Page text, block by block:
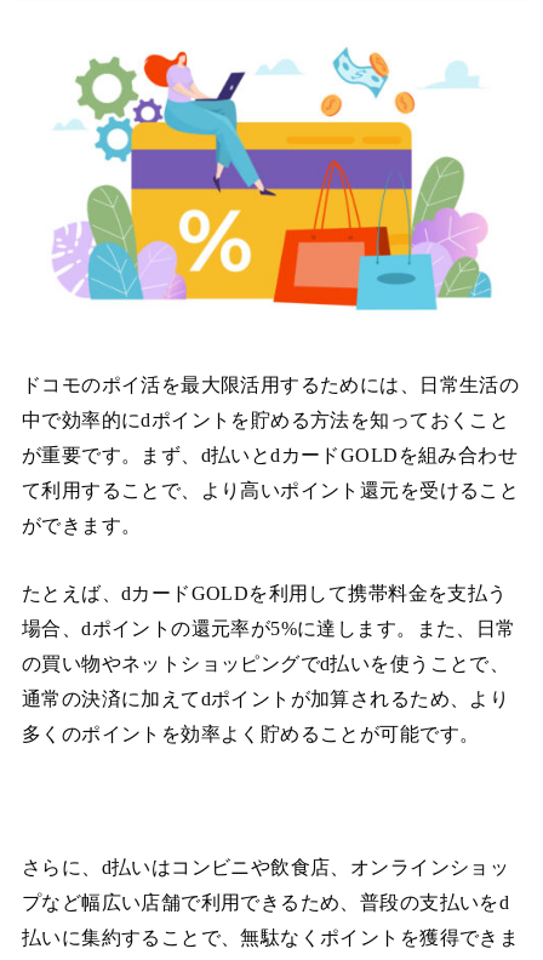
ドコモのポイ活を最大限活用するためには、日常生活の
中で効率的にdポイントを貯める方法を知っておくこと
が重要です。まず、d払いとdカードGOLDを組み合わせ
て利用することで、より高いポイント還元を受けること
ができます。
たとえば、dカードGOLDを利用して携帯料金を支払う
場合、dポイントの還元率が5%に達します。また、日常
の買い物やネットショッピングでd払いを使うことで、
通常の決済に加えてdポイントが加算されるため、より
多くのポイントを効率よく貯めることが可能です。
さらに、d払いはコンビニや飲食店、オンラインショッ
プなど幅広い店舗で利用できるため、普段の支払いをd
払いに集約することで、無駄なくポイントを獲得できま